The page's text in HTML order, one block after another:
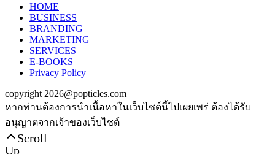
HOME
BUSINESS
BRANDING
MARKETING
SERVICES
E-BOOKS
Privacy Policy
copyright 2026@popticles.com
หากท่านต้องการนำเนื้อหาในเว็บไซต์นี้ไปเผยเพร่ ต้องได้รับ
อนุญาตจากเจ้าของเว็บไซต์
Scroll
Up